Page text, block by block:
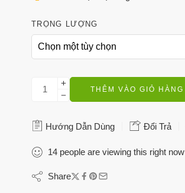
TRỌNG LƯỢNG
THÊM VÀO GIỎ HÀNG
Hướng Dẫn Dùng Đổi Trả
14 people are viewing this right now
Share